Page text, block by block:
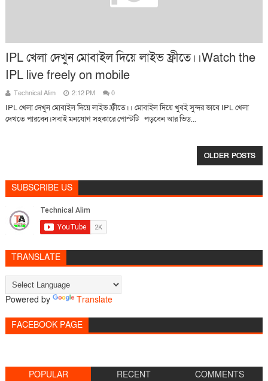
IPL খেলা দেখুন মোবাইল দিয়ে লাইভ ফ্রীতে।।Watch the
IPL live freely on mobile
Technical Alim 2:12 PM 0
IPL খেলা দেখুন মোবাইল দিয়ে লাইভ ফ্রীতে।। মোবাইল দিয়ে খুবই সুন্দর ভাবে IPL খেলা
দেখতে পারবেন।সবাই মনযোগ সহকারে পোস্টটি পড়বেন আর ভিড...
OLDER POSTS
SUBSCRIBE US
TRANSLATE
Powered by Translate
FACEBOOK PAGE
POPULAR RECENT COMMENTS